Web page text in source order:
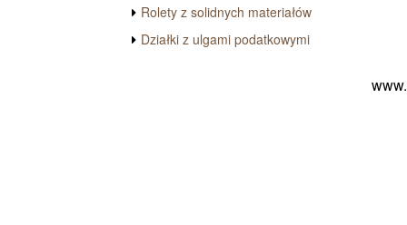
Rolety z solidnych materiałów
Działki z ulgami podatkowymi